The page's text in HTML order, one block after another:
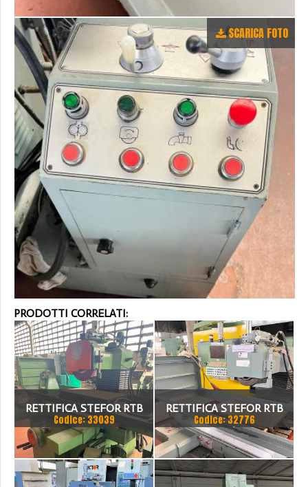
SCARICA FOTO
PRODOTTI CORRELATI:
RETTIFICA STEFOR RTB
800
Codice: 33039
RETTIFICA STEFOR RTB
800/5
Codice: 32776